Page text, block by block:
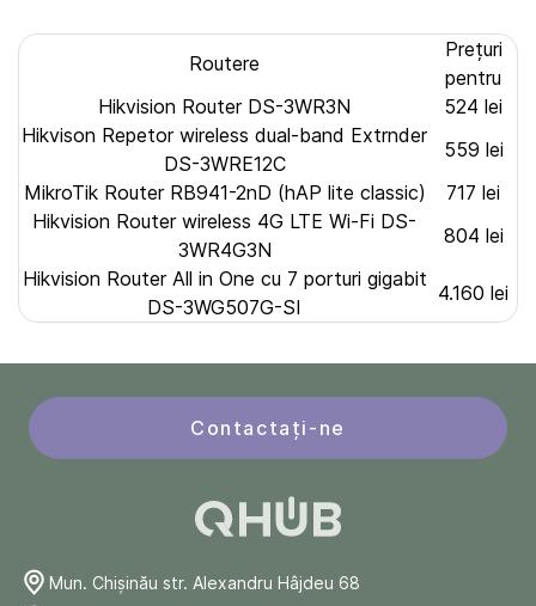
Routere
Prețuri
pentru
Hikvision Router DS-3WR3N
524 lei
Hikvison Repetor wireless dual-band Extrnder
DS-3WRE12C
559 lei
MikroTik Router RB941-2nD (hAP lite classic)
717 lei
Hikvision Router wireless 4G LTE Wi-Fi DS-
3WR4G3N
804 lei
Hikvision Router All in One cu 7 porturi gigabit
DS-3WG507G-SI
4.160 lei
Contactați-ne
Mun. Chişinău str. Alexandru Hâjdeu 68